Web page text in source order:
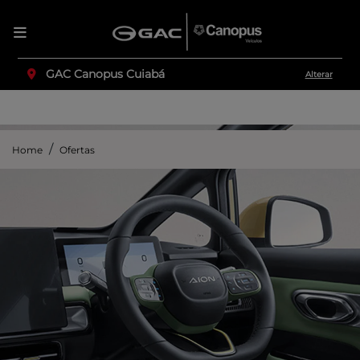
GAC Canopus Cuiabá Alterar
Home Ofertas